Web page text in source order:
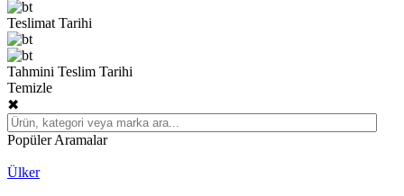
Teslimat Tarihi
Tahmini Teslim Tarihi
Temizle
✖
Popüler Aramalar
Ülker